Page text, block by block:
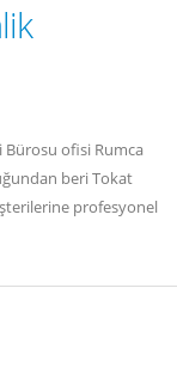
ofisi Rumca
beri Tokat
profesyonel